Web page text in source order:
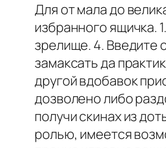
Для от мала до
избранного ящичка.
зрелище. 4. Введите
замаксать да
другой вдобавок
дозволено либо
получи скинах из
ролью, имеется